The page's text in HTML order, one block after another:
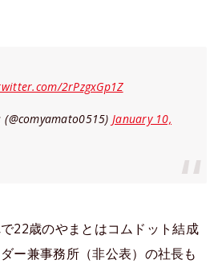
2rPzgxGp1Z
January 10,
22歳のやまとはコムドット結成
ー兼事務所（非公表）の社長も